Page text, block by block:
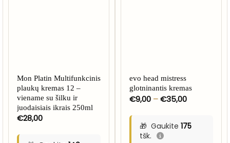
Mon Platin Multifunkcinis
plaukų kremas 12 –
viename su šilku ir
juodaisiais ikrais 250ml
€28,00
evo head mistress
glotninantis kremas
€9,00 – €35,00Price
through
€35,00
Gaukite 175
tšk.